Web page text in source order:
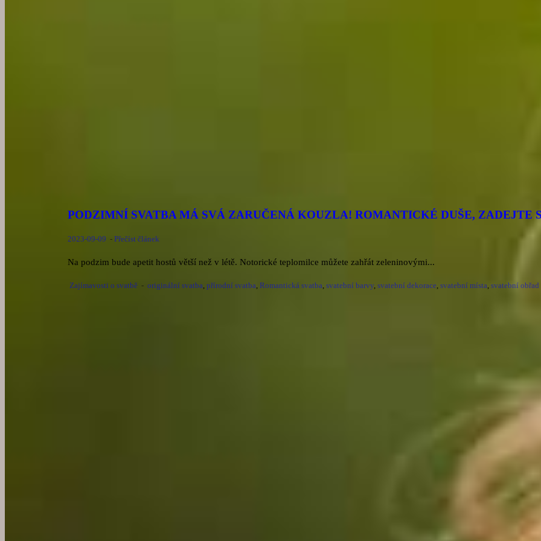
PODZIMNÍ SVATBA MÁ SVÁ ZARUČENÁ KOUZLA! ROMANTICKÉ DUŠE, ZADEJTE
2023-09-09 - Přečíst článek
Na podzim bude apetit hostů větší než v létě. Notorické teplomilce můžete zahřát zeleninovými...
Zajímavosti o svatbě - originální svatba, přírodní svatba, Romantická svatba, svatební barvy, svatební dekorace, svatební místa, svatební obřad